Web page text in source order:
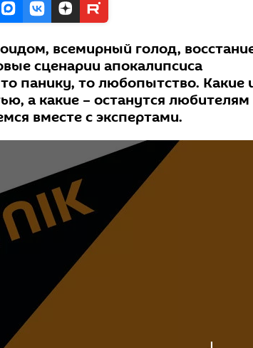
всемирный голод,
сценарии апокалипсиса
панику, то любопытство. Какие
а какие – останутся любителям
вместе с экспертами.